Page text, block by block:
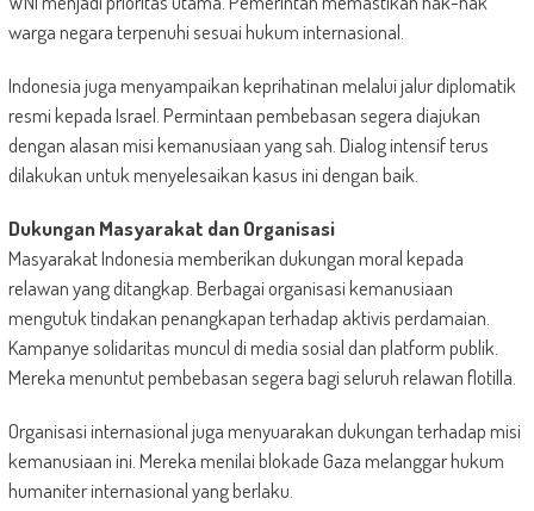
warga negara terpenuhi sesuai hukum internasional.
Indonesia juga menyampaikan keprihatinan melalui jalur diplomatik
resmi kepada Israel. Permintaan pembebasan segera diajukan
dengan alasan misi kemanusiaan yang sah. Dialog intensif terus
dilakukan untuk menyelesaikan kasus ini dengan baik.
Dukungan Masyarakat dan Organisasi
Masyarakat Indonesia memberikan dukungan moral kepada
relawan yang ditangkap. Berbagai organisasi kemanusiaan
mengutuk tindakan penangkapan terhadap aktivis perdamaian.
Kampanye solidaritas muncul di media sosial dan platform publik.
Mereka menuntut pembebasan segera bagi seluruh relawan flotilla.
Organisasi internasional juga menyuarakan dukungan terhadap misi
kemanusiaan ini. Mereka menilai blokade Gaza melanggar hukum
humaniter internasional yang berlaku.